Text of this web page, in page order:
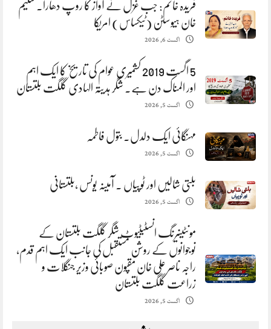
فریدہ خانم: جب غزل نے آواز کا روپ دھارا. سلیم
خان ہیوسٹن (ٹیکساس) امریکا
اگست 6, 2026
5 اگست 2019 کشمیری عوام کی تاریخ کا ایک اہم
اور المناک دن ہے. شگر ہدیتہ الہادی گلگت بلتستان
اگست 5, 2026
مہنگائی ایک دلدل. بتول فاطمہ
اگست 5, 2026
بلتی شالیں اور ٹوپیاں . آمینہ یونس ،بلتستانی
اگست 5, 2026
مونٹینیرنگ انسٹیٹیوٹ شگر گلگت بلتستان کے
نوجوانوں کے روشن مستقبل کی جانب ایک اہم قدم،
راجہ ناصر علی خان مقپون صوبائی وزیر جنگلات و
زراعت گلگت بلتستان
اگست 5, 2026